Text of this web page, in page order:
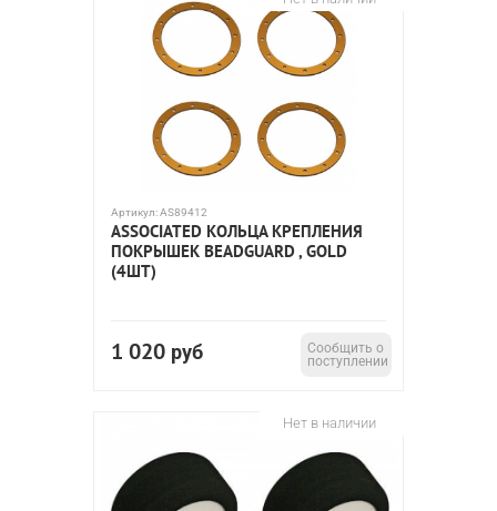
Артикул:AS89412
ASSOCIATED КОЛЬЦА КРЕПЛЕНИЯ
ПОКРЫШЕК BEADGUARD , GOLD
(4ШТ)
1 020 руб
Сообщить о
поступлении
Нет в наличии